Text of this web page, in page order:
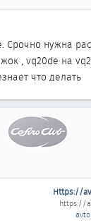
Срочно нужна
, vq20de на
что делать
Https://
https://